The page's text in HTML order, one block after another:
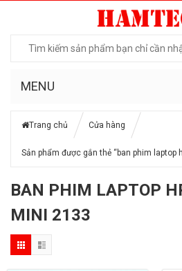
MENU
Trang chủ Cửa hàng
Sản phẩm được gắn thẻ “ban phim laptop
BAN PHIM LAPTOP
MINI 2133